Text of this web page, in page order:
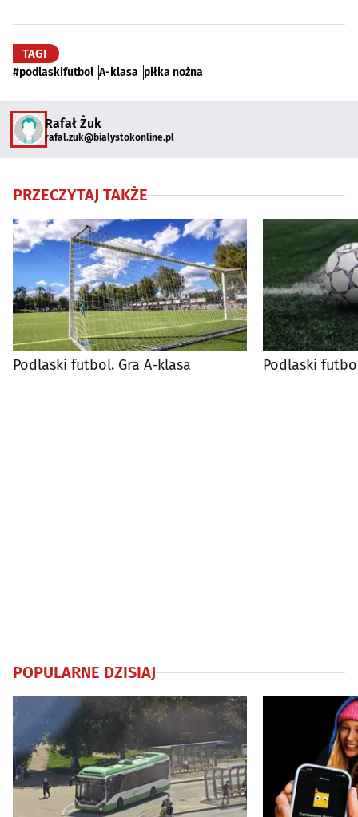
TAGI
#podlaskifutbol A-klasa piłka nożna
Rafał Żuk
rafal.zuk@bialystokonline.pl
PRZECZYTAJ TAKŻE
Podlaski futbol. Gra A-klasa Podlaski
POPULARNE DZISIAJ